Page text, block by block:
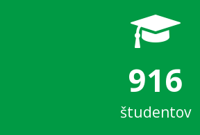
916
študentov